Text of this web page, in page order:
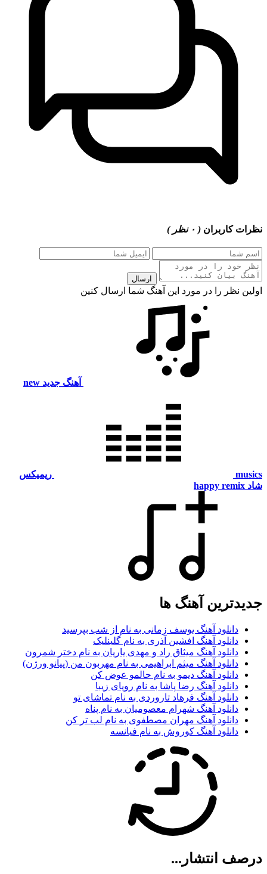
نظرات کاربران ( ۰ نظر )
ارسال
اولین نظر را در مورد این آهنگ شما ارسال کنین
آهنگ جدید new
musics
ریمیکس
شاد happy remix
جدیدترین آهنگ ها
دانلود آهنگ یوسف زمانی به نام از شب بپرسید
دانلود آهنگ افشین آذری به نام گلینلیک
دانلود آهنگ میثاق راد و مهدی یاریان به نام دختر شمرون
دانلود آهنگ میثم ابراهیمی به نام مهربون من (پیانو ورژن)
دانلود آهنگ دیمو به نام حالمو عوض کن
دانلود آهنگ رضا پاشا به نام رویای زیبا
دانلود آهنگ فرهاد تاروردی به نام تماشای تو
دانلود آهنگ شهرام معصومیان به نام پناه
دانلود آهنگ مهران مصطفوی به نام لب تر کن
دانلود آهنگ کوروش به نام فیانسه
درصف انتشار...